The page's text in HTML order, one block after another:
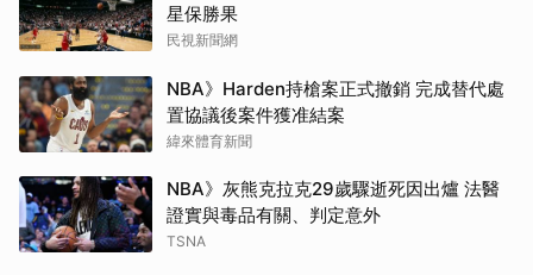
星保勝果
民視新聞網
NBA》Harden持槍案正式撤銷 完成替代處
置協議後案件獲准結案
緯來體育新聞
NBA》灰熊克拉克29歲驟逝死因出爐 法醫
證實與毒品有關、判定意外
TSNA